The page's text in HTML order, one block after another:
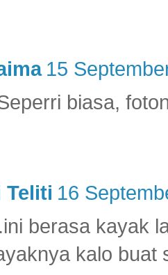
15
biasa,
Teliti 16
berasa kayak
kalo buat